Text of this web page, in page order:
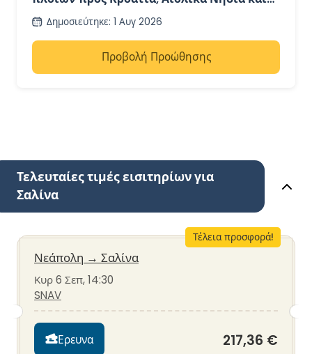
Ποντινικά Νησιά με την SNAV
Δημοσιεύτηκε: 1 Αυγ 2026
Προβολή Προώθησης
Τελευταίες τιμές εισιτηρίων για
Σαλίνα
Τέλεια προσφορά!
Νεάπολη → Σαλίνα
Κυρ 6 Σεπ, 14:30
SNAV
Ερευνα 217,36 €